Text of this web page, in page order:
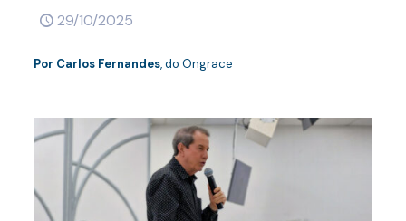
29/10/2025
Por Carlos Fernandes, do Ongrace